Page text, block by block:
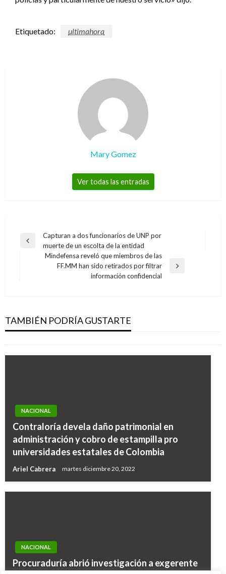
Etiquetado: ultimahora
Mary Gomez
Ver todas las entradas
Navegación
entradas
Entrada
Capturan a dos funcionarios de UNP por
muerte de un escolta de la entidad
Mindefensa reveló que miembros de las
FF.MM han sido retirados por filtrar
información confidencial
TAMBIÉN PODRÍA GUSTARTE
Maduro cometió crímenes de lesa humanidad
Iván Briceño lunes diciembre 14, 2020
NACIONAL
Contraloría devela daño patrimonial en
administración y cobro de estampilla pro
universidades estatales de Colombia
Ariel Cabrera martes diciembre 20, 2022
NACIONAL
Procuraduría abrió investigación a exgerente
NOTICIA EXTRAORDINARIA